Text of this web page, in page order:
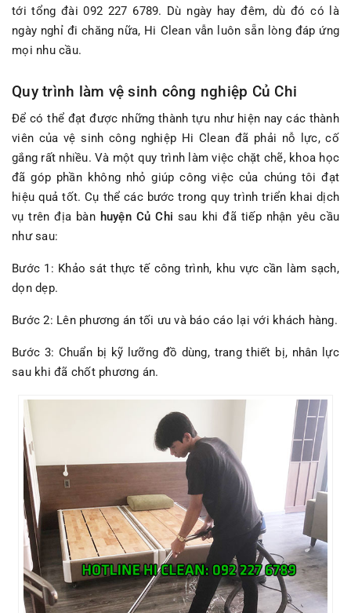
tới tổng đài 092 227 6789. Dù ngày hay đêm, dù đó có là
ngày nghỉ đi chăng nữa, Hi Clean vẫn luôn sẵn lòng đáp ứng
mọi nhu cầu.
Quy trình làm vệ sinh công nghiệp Củ Chi
Để có thể đạt được những thành tựu như hiện nay các thành
viên của vệ sinh công nghiệp Hi Clean đã phải nỗ lực, cố
gắng rất nhiều. Và một quy trình làm việc chặt chẽ, khoa học
đã góp phần không nhỏ giúp công việc của chúng tôi đạt
hiệu quả tốt. Cụ thể các bước trong quy trình triển khai dịch
vụ trên địa bàn huyện Củ Chi sau khi đã tiếp nhận yêu cầu
như sau:
Bước 1: Khảo sát thực tế công trình, khu vực cần làm sạch,
dọn dẹp.
Bước 2: Lên phương án tối ưu và báo cáo lại với khách hàng.
Bước 3: Chuẩn bị kỹ lưỡng đồ dùng, trang thiết bị, nhân lực
sau khi đã chốt phương án.